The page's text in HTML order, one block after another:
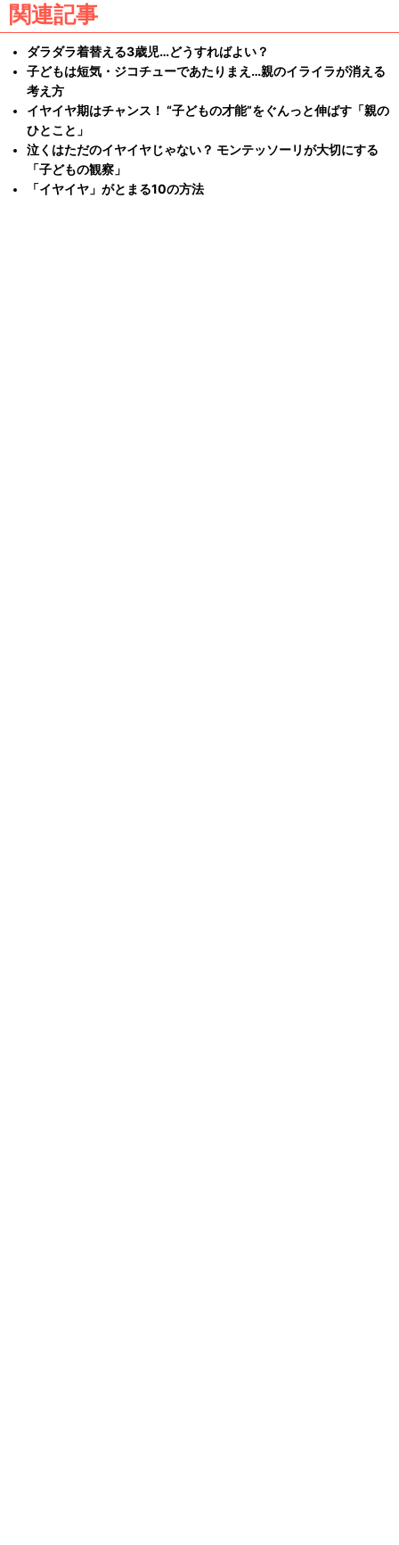
関連記事
ダラダラ着替える3歳児…どうすればよい？
子どもは短気・ジコチューであたりまえ…親のイライラが消える
考え方
イヤイヤ期はチャンス！ “子どもの才能”をぐんっと伸ばす「親の
ひとこと」
泣くはただのイヤイヤじゃない？ モンテッソーリが大切にする
「子どもの観察」
「イヤイヤ」がとまる10の方法